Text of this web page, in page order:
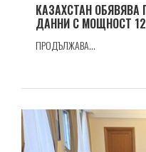
КАЗАХСТАН ОБЯВЯВА
ДАННИ С МОЩНОСТ
ПРОДЪЛЖАВА...